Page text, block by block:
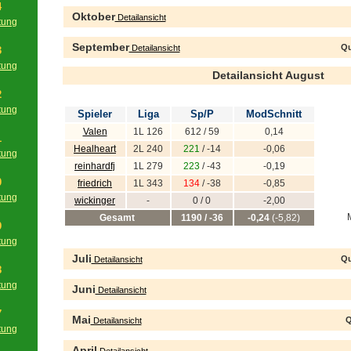
OktoberDetailansicht
SeptemberDetailansicht
Detailansicht August
Spieler Liga Sp/P ModSchnitt
Valen 1L 126 612 / 59
0,14
Healheart
2L 240 221 / -14
-0,06
reinhardfj
1L 279 223/ -43
-0,19
friedrich
1L 343 134/ -38
-0,85
wickinger
- 0 / 0
-2,00
Gesamt
1190 / -36 -0,24 (-5,82)
Juli Detailansicht
Juni Detailansicht
Mai Detailansicht